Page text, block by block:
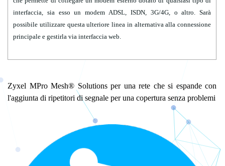
interfaccia, sia esso un modem ADSL, ISDN, 3G/4G, o altro. Sarà
possibile utilizzare questa ulteriore linea in alternativa alla connessione
principale e gestirla via interfaccia web.
Zyxel MPro Mesh® Solutions per una rete che si espande con
l'aggiunta di ripetitori di segnale per una copertura senza problemi